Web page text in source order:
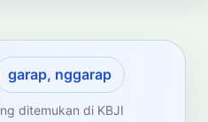
dalam bahasa Indonesia saat
Jawa-Indonesia.
garap, nggarap
ditemukan di KBJI